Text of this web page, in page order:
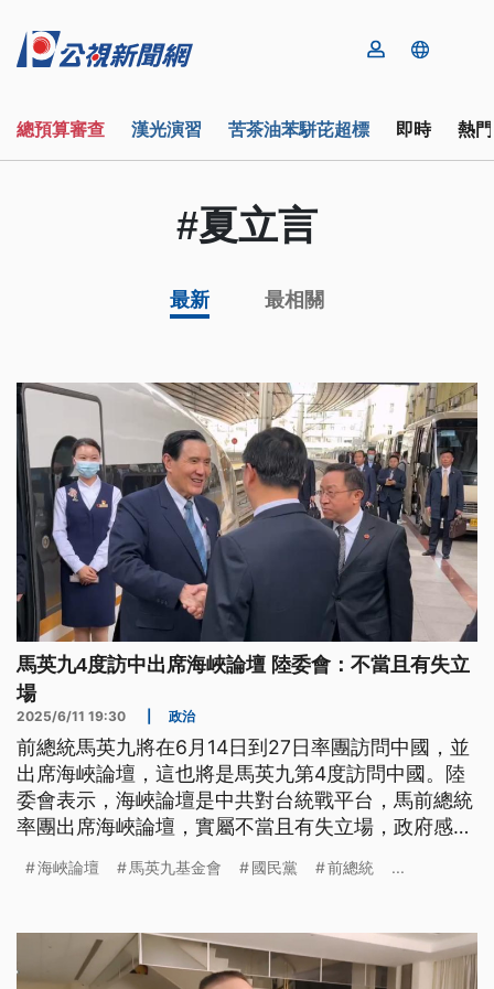
總預算審查 漢光演習 苦茶油苯駢芘超標 即時 熱
#夏立言
最新 最相關
馬英九4度訪中出席海峽論壇 陸委會：不當且有失立
場
2025/6/11 19:30 政治
前總統馬英九將在6月14日到27日率團訪問中國，並
出席海峽論壇，這也將是馬英九第4度訪問中國。陸
委會表示，海峽論壇是中共對台統戰平台，馬前總統
率團出席海峽論壇，實屬不當且有失立場，政府感到
海峽論壇 馬英九基金會 國民黨 前總統 ...